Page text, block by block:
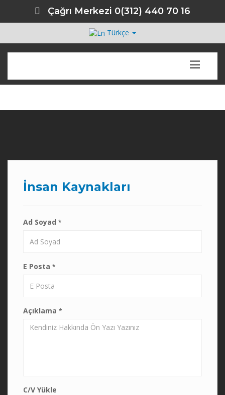
Çağrı Merkezi 0(312) 440 70 16
Türkçe
İnsan Kaynakları
Ad Soyad *
E Posta *
Açıklama *
C/V Yükle